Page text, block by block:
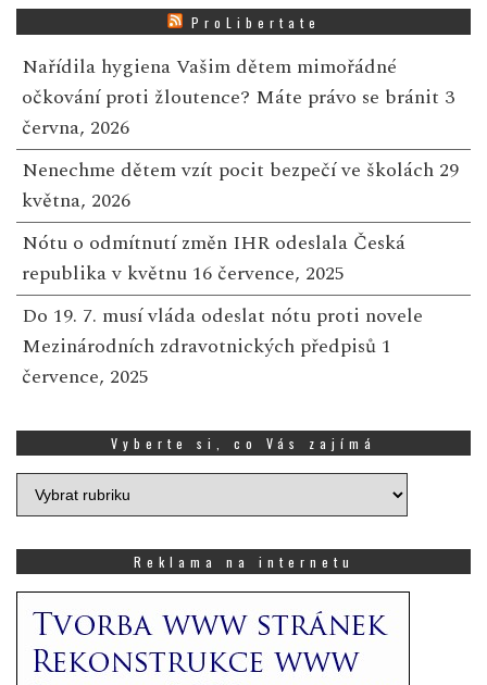
ProLibertate
Nařídila hygiena Vašim dětem mimořádné
očkování proti žloutence? Máte právo se bránit 3
června, 2026
Nenechme dětem vzít pocit bezpečí ve školách 29
května, 2026
Nótu o odmítnutí změn IHR odeslala Česká
republika v květnu 16 července, 2025
Do 19. 7. musí vláda odeslat nótu proti novele
Mezinárodních zdravotnických předpisů 1
července, 2025
Vyberte si, co Vás zajímá
Vyberte
si,
zajímá
Reklama na internetu